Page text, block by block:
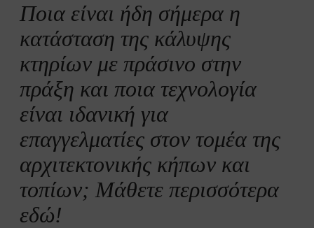
Ποια είναι ήδη σήμερα η
κατάσταση της κάλυψης
κτηρίων με πράσινο στην
πράξη και ποια τεχνολογία
είναι ιδανική για
επαγγελματίες στον τομέα της
αρχιτεκτονικής κήπων και
τοπίων; Μάθετε περισσότερα
εδώ!